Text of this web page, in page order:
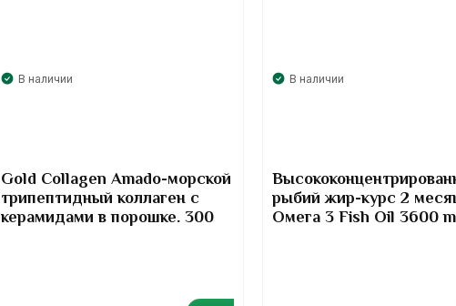
В наличии
Gold Collagen Amado-морской
трипептидный коллаген с
керамидами в порошке. 300
В наличии
рыбий жир-курс 2
Омега 3 Fish Oil 3600